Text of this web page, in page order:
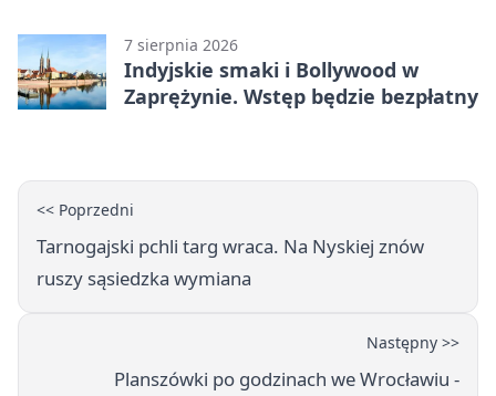
7 sierpnia 2026
Indyjskie smaki i Bollywood w
Zaprężynie. Wstęp będzie bezpłatny
<< Poprzedni
Tarnogajski pchli targ wraca. Na Nyskiej znów
ruszy sąsiedzka wymiana
Następny >>
Planszówki po godzinach we Wrocławiu -